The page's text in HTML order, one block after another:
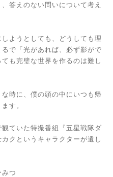
答えのない問いについて考え
ようとしても、どうしても理
で「光があれば、必ず影がで
も完璧な世界を作るのは難し
時に、僕の頭の中にいつも帰
す。
ていた特撮番組『五星戦隊ダ
クというキャラクターが遺し
つ